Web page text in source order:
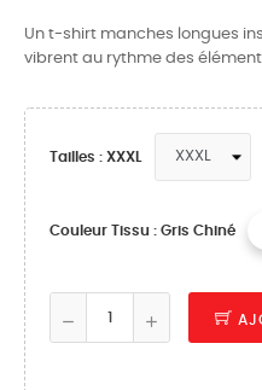
Un t-shirt manches longues
vibrent au rythme des
Tailles : XXXL
Couleur Tissu : Gris Chiné